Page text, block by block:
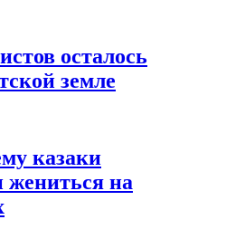
осталось
земле
казаки
жениться на